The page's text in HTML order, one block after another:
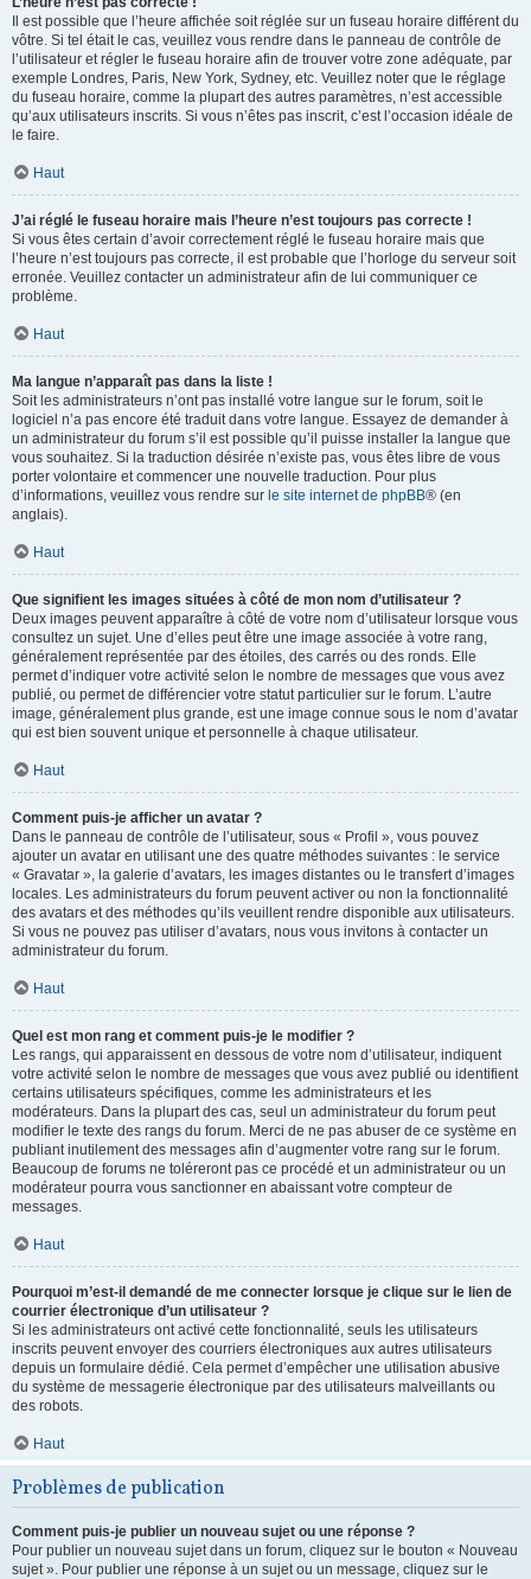
Il est possible que l’heure affichée soit réglée sur un fuseau horaire différent du
vôtre. Si tel était le cas, veuillez vous rendre dans le panneau de contrôle de
l’utilisateur et régler le fuseau horaire afin de trouver votre zone adéquate, par
exemple Londres, Paris, New York, Sydney, etc. Veuillez noter que le réglage
du fuseau horaire, comme la plupart des autres paramètres, n’est accessible
qu’aux utilisateurs inscrits. Si vous n’êtes pas inscrit, c’est l’occasion idéale de
le faire.
Haut
J’ai réglé le fuseau horaire mais l’heure n’est toujours pas correcte !
Si vous êtes certain d’avoir correctement réglé le fuseau horaire mais que
l’heure n’est toujours pas correcte, il est probable que l’horloge du serveur soit
erronée. Veuillez contacter un administrateur afin de lui communiquer ce
problème.
Haut
Ma langue n’apparaît pas dans la liste !
Soit les administrateurs n’ont pas installé votre langue sur le forum, soit le
logiciel n’a pas encore été traduit dans votre langue. Essayez de demander à
un administrateur du forum s’il est possible qu’il puisse installer la langue que
vous souhaitez. Si la traduction désirée n’existe pas, vous êtes libre de vous
porter volontaire et commencer une nouvelle traduction. Pour plus
d’informations, veuillez vous rendre sur le site internet de phpBB® (en
anglais).
Haut
Que signifient les images situées à côté de mon nom d’utilisateur ?
Deux images peuvent apparaître à côté de votre nom d’utilisateur lorsque vous
consultez un sujet. Une d’elles peut être une image associée à votre rang,
généralement représentée par des étoiles, des carrés ou des ronds. Elle
permet d’indiquer votre activité selon le nombre de messages que vous avez
publié, ou permet de différencier votre statut particulier sur le forum. L’autre
image, généralement plus grande, est une image connue sous le nom d’avatar
qui est bien souvent unique et personnelle à chaque utilisateur.
Haut
Comment puis-je afficher un avatar ?
Dans le panneau de contrôle de l’utilisateur, sous « Profil », vous pouvez
ajouter un avatar en utilisant une des quatre méthodes suivantes : le service
« Gravatar », la galerie d’avatars, les images distantes ou le transfert d’images
locales. Les administrateurs du forum peuvent activer ou non la fonctionnalité
des avatars et des méthodes qu’ils veuillent rendre disponible aux utilisateurs.
Si vous ne pouvez pas utiliser d’avatars, nous vous invitons à contacter un
administrateur du forum.
Haut
Quel est mon rang et comment puis-je le modifier ?
Les rangs, qui apparaissent en dessous de votre nom d’utilisateur, indiquent
votre activité selon le nombre de messages que vous avez publié ou identifient
certains utilisateurs spécifiques, comme les administrateurs et les
modérateurs. Dans la plupart des cas, seul un administrateur du forum peut
modifier le texte des rangs du forum. Merci de ne pas abuser de ce système en
publiant inutilement des messages afin d’augmenter votre rang sur le forum.
Beaucoup de forums ne toléreront pas ce procédé et un administrateur ou un
modérateur pourra vous sanctionner en abaissant votre compteur de
messages.
Haut
Pourquoi m’est-il demandé de me connecter lorsque je clique sur le lien de
courrier électronique d’un utilisateur ?
Si les administrateurs ont activé cette fonctionnalité, seuls les utilisateurs
inscrits peuvent envoyer des courriers électroniques aux autres utilisateurs
depuis un formulaire dédié. Cela permet d’empêcher une utilisation abusive
du système de messagerie électronique par des utilisateurs malveillants ou
des robots.
Haut
Problèmes de publication
Comment puis-je publier un nouveau sujet ou une réponse ?
Pour publier un nouveau sujet dans un forum, cliquez sur le bouton « Nouveau
sujet ». Pour publier une réponse à un sujet ou un message, cliquez sur le